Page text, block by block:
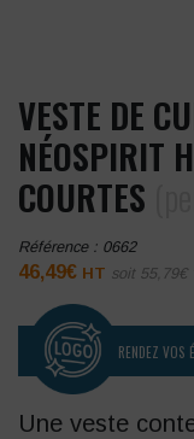
VESTE DE
NÉOSPIRIT
COURTES
Référence : 0662
46,49€ HT soit 55,79€
RENDEZ VOS
Une veste